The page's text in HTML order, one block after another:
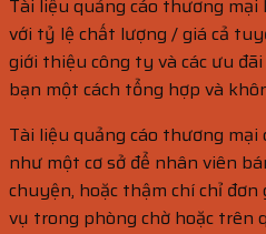
Tài liệu quảng cáo thương
với tỷ lệ chất lượng / giá cả
giới thiệu công ty và các ưu
bạn một cách tổng hợp và
Tài liệu quảng cáo thương
như một cơ sở để nhân viên
chuyện, hoặc thậm chí chỉ
vụ trong phòng chờ hoặc trên